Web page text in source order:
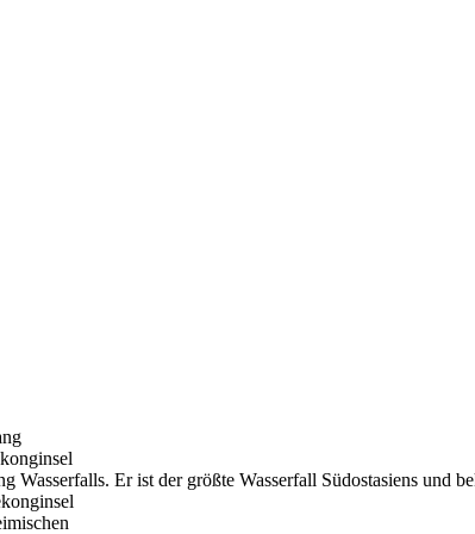
Wasserfalls. Er ist der größte Wasserfall Südostasiens und